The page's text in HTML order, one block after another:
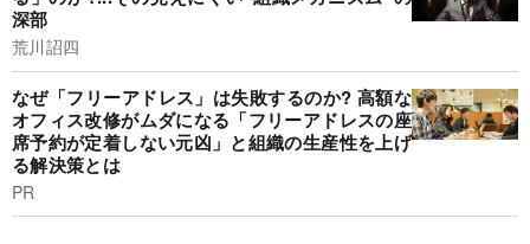
深部
荒川詔四
なぜ「フリーアドレス」は失敗するのか? 高額な
オフィス改修がムダになる「フリーアドレスの座
席予約が定着しない元凶」と組織の生産性を上げ
る解決策とは
PR